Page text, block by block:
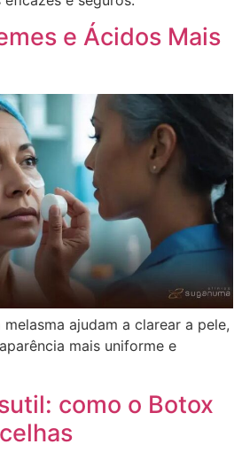
e Ácidos Mais
ajudam a clarear a pele,
mais uniforme e
como o Botox